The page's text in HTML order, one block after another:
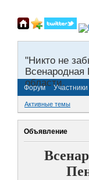
"Никто не
Всенародная
области.
Форум Участники
Активные темы
Объявление